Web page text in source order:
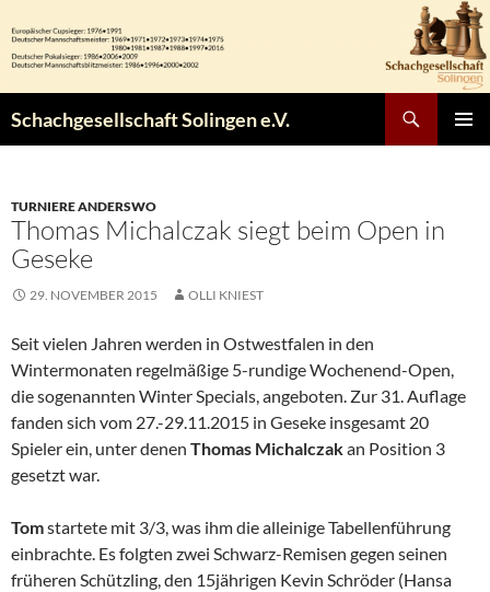
Inhalt
springen
Schachgesellschaft Solingen e.V.
TURNIERE ANDERSWO
Thomas Michalczak siegt beim Open in
Geseke
29. NOVEMBER 2015 OLLI KNIEST
Seit vielen Jahren werden in Ostwestfalen in den
Wintermonaten regelmäßige 5-rundige Wochenend-Open,
die sogenannten Winter Specials, angeboten. Zur 31. Auflage
fanden sich vom 27.-29.11.2015 in Geseke insgesamt 20
Spieler ein, unter denen Thomas Michalczakan Position 3
gesetzt war.
Tomstartete mit 3/3, was ihm die alleinige Tabellenführung
einbrachte. Es folgten zwei Schwarz-Remisen gegen seinen
früheren Schützling, den 15jährigen Kevin Schröder (Hansa